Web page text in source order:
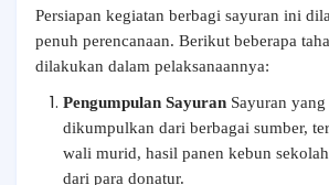
Persiapan kegiatan berbagi sayuran ini
penuh perencanaan. Berikut beberapa
dilakukan dalam pelaksanaannya:
Pengumpulan Sayuran Sayuran
dikumpulkan dari berbagai sumber,
wali murid, hasil panen kebun
dari para donatur.